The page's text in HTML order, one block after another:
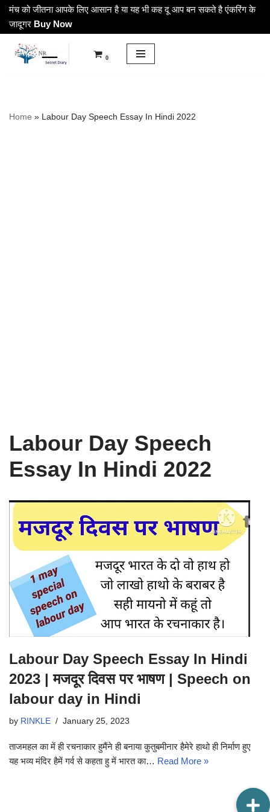
Skip
content
मंच को जीतना आपके लिए आसान है या यह भी कह दू आप बन सकते है एंकरिंग के
जादूगर Buy Now
0
Home » Labour Day Speech Essay In Hindi 2022
Labour Day Speech
Essay In Hindi 2022
Labour Day Speech Essay In Hindi
2023 | मजदूर दिवस पर भाषण | Speech on
labour day in Hindi
by RINKLE January 25, 2023
ताजमहल का में ही रचनाकार हुमैंने ही बनाया कुतुबमीनार हैमेरे हाथो ही निर्माण हुए
यह भव्य मंदिर हैमें गर्व से कहता हु में भारत का… Read More »